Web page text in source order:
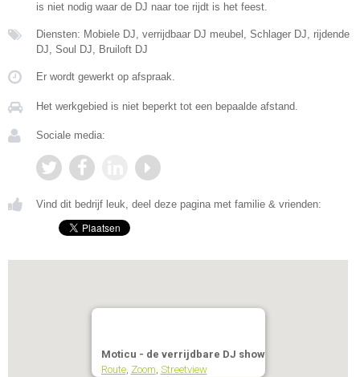
is niet nodig waar de DJ naar toe rijdt is het feest.
Diensten: Mobiele DJ, verrijdbaar DJ meubel, Schlager DJ, rijdende
DJ, Soul DJ, Bruiloft DJ
Er wordt gewerkt op afspraak.
Het werkgebied is niet beperkt tot een bepaalde afstand.
Sociale media:
Vind dit bedrijf leuk, deel deze pagina met familie & vrienden:
Moticu - de verrijdbare DJ show
Route, Zoom, Streetview